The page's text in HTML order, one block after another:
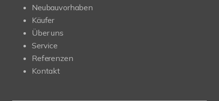
Neubauvorhaben
Käufer
Über uns
Service
Referenzen
Kontakt